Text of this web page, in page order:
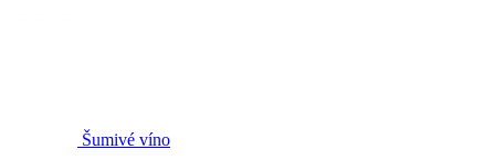
Šumivé víno